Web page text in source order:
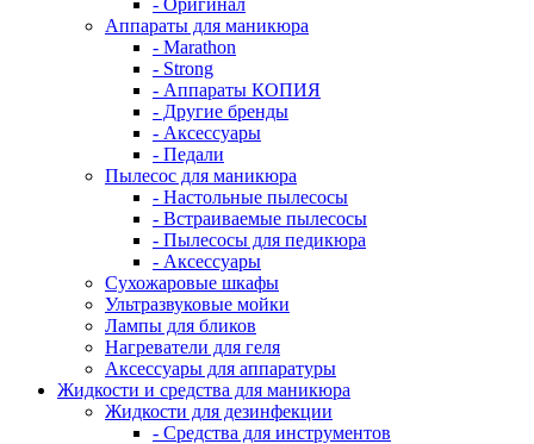
- Оригинал
Аппараты для маникюра
- Marathon
- Strong
- Аппараты КОПИЯ
- Другие бренды
- Аксессуары
- Педали
Пылесос для маникюра
- Настольные пылесосы
- Встраиваемые пылесосы
- Пылесосы для педикюра
- Аксессуары
Сухожаровые шкафы
Ультразвуковые мойки
Лампы для бликов
Нагреватели для геля
Аксессуары для аппаратуры
Жидкости и средства для маникюра
Жидкости для дезинфекции
- Средства для инструментов